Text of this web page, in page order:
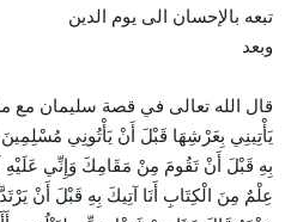
تبعه بالإحسان الى يوم الدين
وبعد
قال الله تعالى في قصة سليمان مع
يَأْتِينِي بِعَرْشِهَا قَبْلَ أَنْ يَأْتُونِي
بِهِ قَبْلَ أَنْ تَقُومَ مِنْ مَقَامِكَ وَإِنِّي
عِلْمٌ مِنَ الْكِتَابِ أَنَا آتِيكَ بِهِ قَبْلَ أَنْ